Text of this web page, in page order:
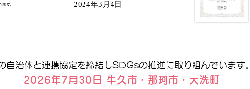
2024年3月4日
自治体と連携協定を締結しSDGsの推進に取り組んでいます。
2026年7月30日 牛久市・那珂市・大洗町